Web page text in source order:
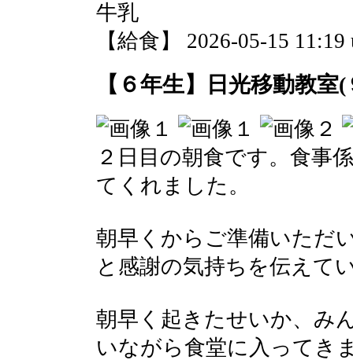
牛乳
【給食】 2026-05-15 11:19
【６年生】日光移動教室(
２日目の朝食です。食事
てくれました。
朝早くからご準備いただ
と感謝の気持ちを伝えて
朝早く起きたせいか、み
いながら食堂に入ってき